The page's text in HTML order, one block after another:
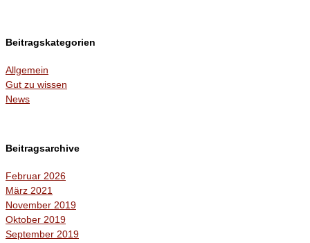
Beitragskategorien
Allgemein
Gut zu wissen
News
Beitragsarchive
Februar 2026
März 2021
November 2019
Oktober 2019
September 2019